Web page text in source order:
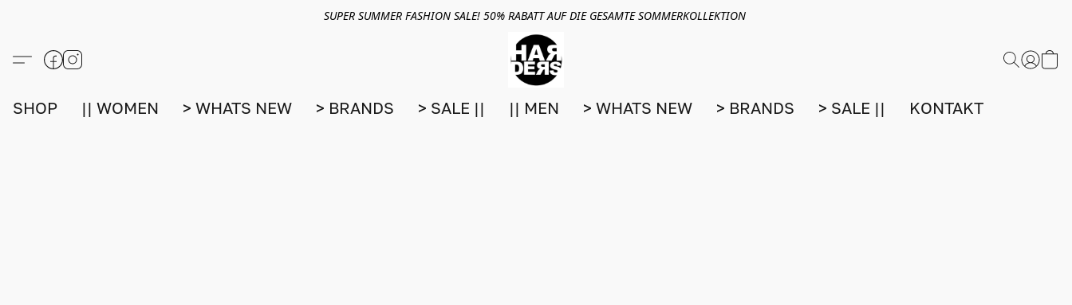
SUPER SUMMER FASHION SALE! 50% RABATT AUF DIE GESAMTE SOMMERKOLLEKTION
SHOP || WOMEN > WHATS NEW > BRANDS > SALE || || MEN > WHATS NEW > BRANDS > SALE || KONTAKT